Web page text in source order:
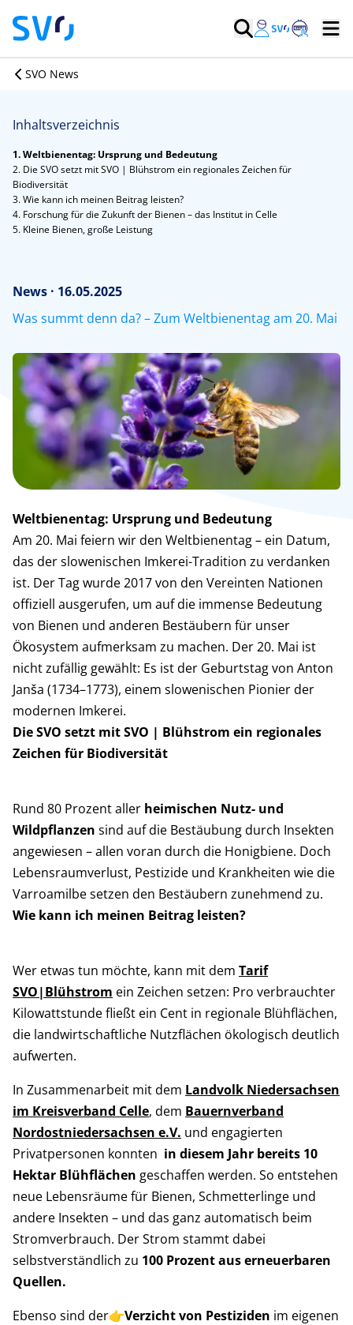
SVO News
Inhaltsverzeichnis
1. Weltbienentag: Ursprung und Bedeutung
2. Die SVO setzt mit SVO | Blühstrom ein regionales Zeichen für
Biodiversität
3. Wie kann ich meinen Beitrag leisten?
4. Forschung für die Zukunft der Bienen – das Institut in Celle
5. Kleine Bienen, große Leistung
News · 16.05.2025
Was summt denn da? – Zum Weltbienentag am 20. Mai
Weltbienentag: Ursprung und Bedeutung
Am 20. Mai feiern wir den Weltbienentag – ein Datum,
das der slowenischen Imkerei-Tradition zu verdanken
ist. Der Tag wurde 2017 von den Vereinten Nationen
offiziell ausgerufen, um auf die immense Bedeutung
von Bienen und anderen Bestäubern für unser
Ökosystem aufmerksam zu machen. Der 20. Mai ist
nicht zufällig gewählt: Es ist der Geburtstag von Anton
Janša (1734–1773), einem slowenischen Pionier der
modernen Imkerei.
Die SVO setzt mit SVO | Blühstrom ein regionales
Zeichen für Biodiversität
Rund 80 Prozent aller heimischen Nutz- und
Wildpflanzen sind auf die Bestäubung durch Insekten
angewiesen – allen voran durch die Honigbiene. Doch
Lebensraumverlust, Pestizide und Krankheiten wie die
Varroamilbe setzen den Bestäubern zunehmend zu.
Wie kann ich meinen Beitrag leisten?
Wer etwas tun möchte, kann mit demTarif
SVO|Blühstrom ein Zeichen setzen: Pro verbrauchter
Kilowattstunde fließt ein Cent in regionale Blühflächen,
die landwirtschaftliche Nutzflächen ökologisch deutlich
aufwerten.
In Zusammenarbeit mit dem Landvolk Niedersachsen
im Kreisverband Celle, dem Bauernverband
Nordostniedersachsen e.V. und engagierten
Privatpersonen konnten in diesem Jahr bereits 10
Hektar Blühflächen geschaffen werden. So entstehen
neue Lebensräume für Bienen, Schmetterlinge und
andere Insekten – und das ganz automatisch beim
Stromverbrauch. Der Strom stammt dabei
selbstverständlich zu 100 Prozent aus erneuerbaren
Quellen.
Ebenso sind der👉Verzicht von Pestiziden im eigenen